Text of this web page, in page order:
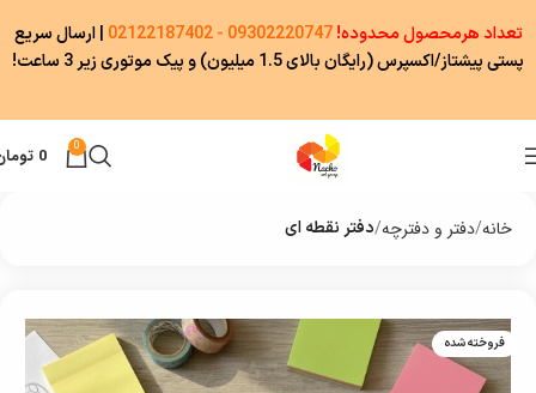
0
0
خانه دفتر و دفترچه دفتر نقطه ای
فروخته شده
تعداد هرمحصول محدوده!09302220747 - 02122187402
|ارسال سریع
پستی پیشتاز/اکسپرس (رایگان بالای 1.5 میلیون) و پیک موتوری زیر 3 ساعت!